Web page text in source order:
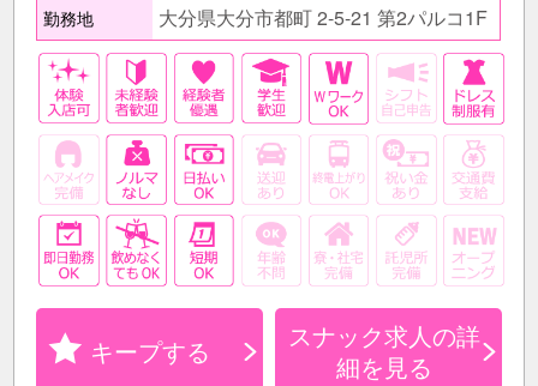
勤務地 大分県大分市都町 2-5-21 第2パルコ1F
キープする
スナック求人の詳
細を見る